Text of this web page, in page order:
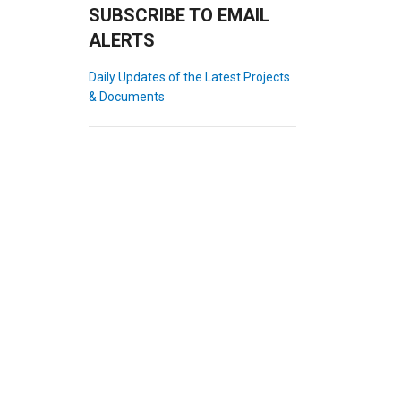
SUBSCRIBE TO EMAIL
ALERTS
Daily Updates of the Latest Projects
& Documents